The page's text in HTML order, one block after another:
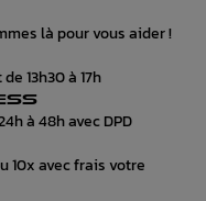
là pour vous aider !
13h30 à 17h
à 48h avec DPD
10x avec frais votre